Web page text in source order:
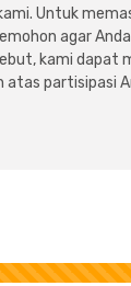
Untuk
agar
kami dapat
partisipasi